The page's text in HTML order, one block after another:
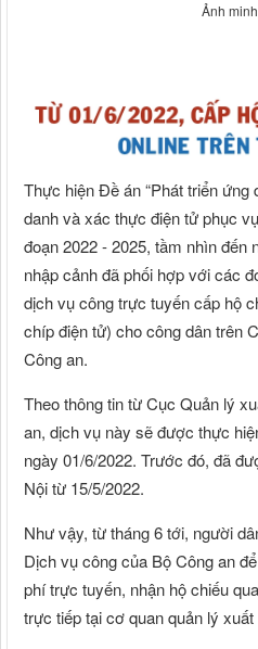
Ảnh
Thực hiện Đề án “Phát triển ứng
danh và xác thực điện tử phục
đoạn 2022 - 2025, tầm nhìn đến
nhập cảnh đã phối hợp với các
dịch vụ công trực tuyến cấp hộ
chíp điện tử) cho công dân trên
Công an.
Theo thông tin từ Cục Quản lý
an, dịch vụ này sẽ được thực
ngày 01/6/2022. Trước đó, đã
Nội từ 15/5/2022.
Như vậy, từ tháng 6 tới, người
Dịch vụ công của Bộ Công an
phí trực tuyến, nhận hộ chiếu
trực tiếp tại cơ quan quản lý